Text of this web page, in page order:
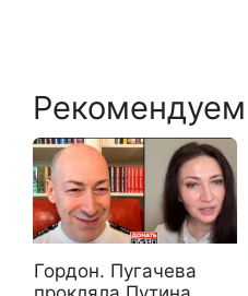
Рекомендуем
Гордон. Пугачева